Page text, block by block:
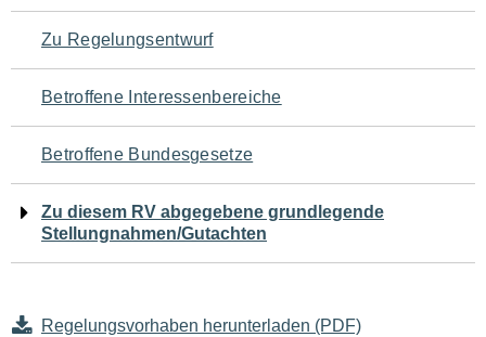
den
Seiteninhalt
Zu Regelungsentwurf
Betroffene Interessenbereiche
Betroffene Bundesgesetze
Zu diesem RV abgegebene grundlegende
Stellungnahmen/Gutachten
Regelungsvorhaben herunterladen (PDF)